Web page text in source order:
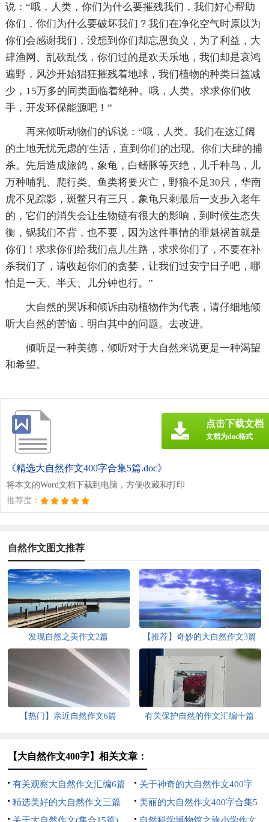
说：“哦，人类，你们为什么要摧残我们，我们好心帮助
你们，你们为什么要破坏我们？我们在净化空气时原以为
你们会感谢我们，没想到你们却忘恩负义，为了利益，大
肆渔网、乱砍乱伐，你们过的是欢天乐地，我们却是哀鸿
遍野，风沙开始猖狂摧残着地球，我们植物的种类日益减
少，15万多的同类面临着绝种。哦，人类。求求你们收
手，开发环保能源吧！”
再来倾听动物们的诉说：“哦，人类。我们在这辽阔
的土地无忧无虑的'生活，直到你们的岀现。你们大肆的捕
杀。先后造成旅鸽，象龟，白鳍豚等灭绝，儿千种鸟，儿
万种哺乳、爬行类、鱼类将要灭亡，野狼不足30只，华南
虎不见踪影，斑鳖只有三只，象龟只剩最后一支步入老年
的，它们的消失会让生物链有很大的影响，到时候生态失
衡，锅我们不背，也不要，因为这件事情的罪魁祸首就是
你们！求求你们给我们点儿生路，求求你们了，不要在补
杀我们了，请收起你们的贪婪，让我们过安宁日子吧，哪
怕是一天、半天、儿分钟也行。”
大自然的哭诉和倾诉由动植物作为代表，请仔细地倾
听大自然的苦恼，明白其中的问题。去改进。
倾听是一种美德，倾听对于大自然来说更是一种渴望
和希望。
《精选大自然作文400字合集5篇.doc》
将本文的Word文档下载到电脑，方便收藏和打印
推荐度：
点击下载文档
文档为doc格式
自然作文图文推荐
发现自然之美作文2篇 【推荐】奇妙的大自然作文3篇
【热门】亲近自然作文6篇 有关保护自然的作文汇编十篇
【大自然作文400字】相关文章：
有关观察大自然作文汇编6篇
关于神奇的大自然作文400字
八篇
精选美好的大自然作文三篇
美丽的大自然作文400字合集5
篇
关于大自然作文(集合15篇) 自然科学博物馆之旅小学作文